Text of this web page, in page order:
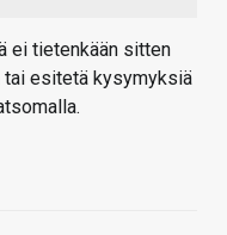
ei tietenkään sitten
esitetä kysymyksiä